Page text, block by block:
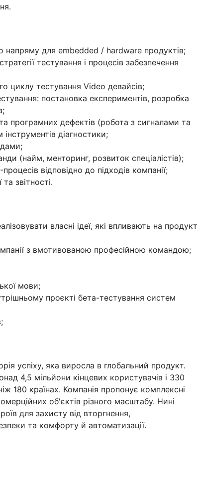
напряму для embedded / hardware продуктів;
тестування і процесів забезпечення
циклу тестування Video девайсів;
постановка експериментів, розробка
та програмних дефектів (робота з сигналами та
діагностики;
(найм, менторинг, розвиток спеціалістів);
відповідно до підходів компанії;
звітності.
власні ідеї, які впливають на продукт
з вмотивованою професійною командою;
мови;
проєкті бета-тестування систем
успіху, яка виросла в глобальний продукт.
4,5 мільйони кінцевих користувачів і 330
180 країнах. Компанія пропонує комплексні
об'єктів різного масштабу. Нині
для захисту від вторгнення,
та комфорту й автоматизації.